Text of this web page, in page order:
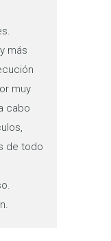
más
muy
cabo
de todo